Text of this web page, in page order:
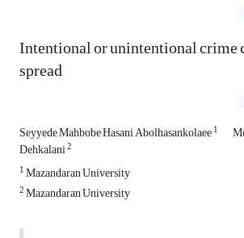
Intentional or unintentional crime
spread
Seyyede Mahbobe Hasani Abolhasankolaee1
Dehkalani2
1Mazandaran University
2Mazandaran University